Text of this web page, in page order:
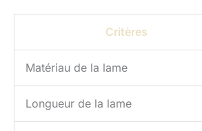
Critères
Matériau de la lame
Longueur de la lame